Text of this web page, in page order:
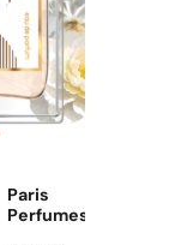
Paris
Perfumes